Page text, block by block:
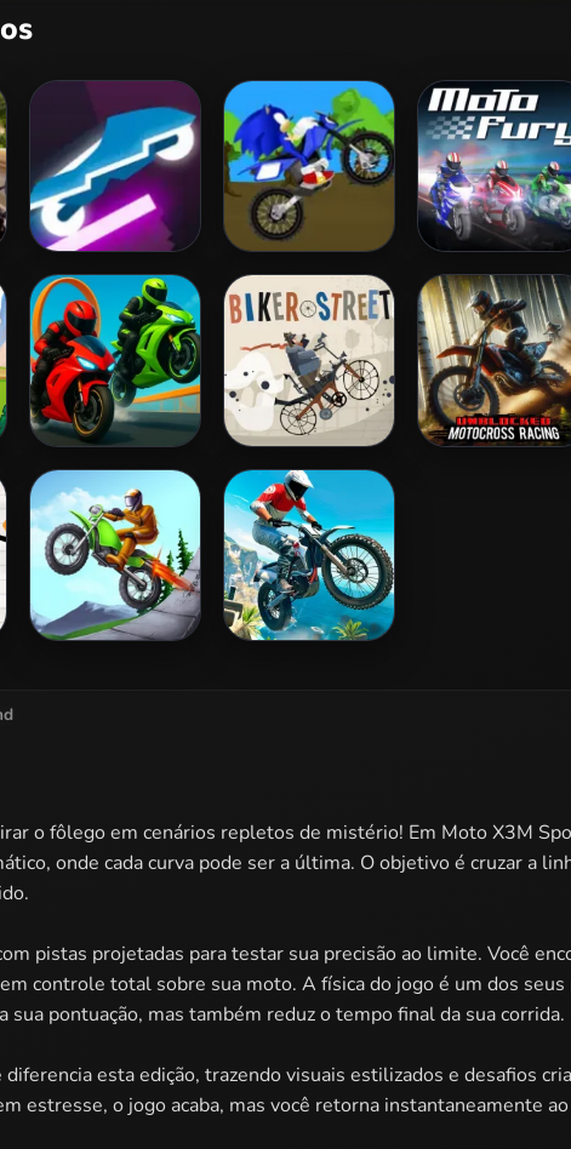
Neon Biker Cross Sonic Race Moto Fury
Crazy Bike Stunts
PvP
Biker Street
o fôlego em cenários repletos de mistério! Em Moto X3M
onde cada curva pode ser a última. O objetivo é cruzar a
pistas projetadas para testar sua precisão ao limite. Você
controle total sobre sua moto. A física do jogo é um dos
pontuação, mas também reduz o tempo final da sua corrida.
esta edição, trazendo visuais estilizados e desafios
estresse, o jogo acaba, mas você retorna instantaneamente